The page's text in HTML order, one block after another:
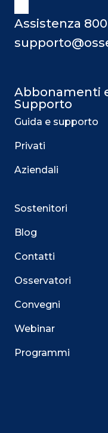
Assistenza 800
Abbonamenti
Supporto
Guida e supporto
Privati
Aziendali
Sostenitori
Blog
Contatti
Osservatori
Convegni
Webinar
Programmi